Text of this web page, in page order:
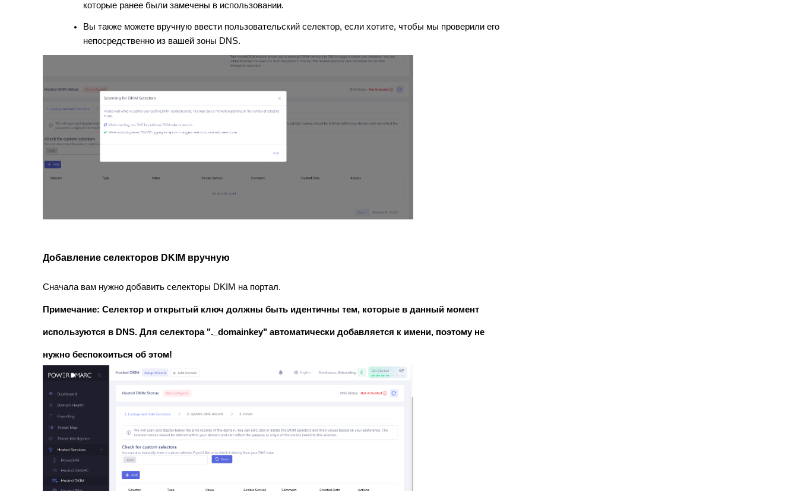
которые ранее были замечены в использовании.
Вы также можете вручную ввести пользовательский селектор, если хотите, чтобы мы проверили его
непосредственно из вашей зоны DNS.
Добавление селекторов DKIM вручную
Сначала вам нужно добавить селекторы DKIM на портал.
Примечание: Селектор и открытый ключ должны быть идентичны тем, которые в данный момент
используются в DNS. Для селектора "._domainkey" автоматически добавляется к имени, поэтому не
нужно беспокоиться об этом!